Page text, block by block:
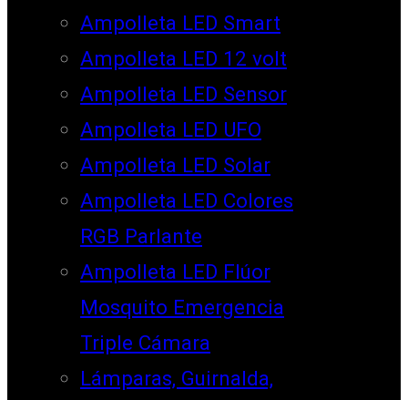
Ampolleta LED Smart
Ampolleta LED 12 volt
Ampolleta LED Sensor
Ampolleta LED UFO
Ampolleta LED Solar
Ampolleta LED Colores
RGB Parlante
Ampolleta LED Flúor
Mosquito Emergencia
Triple Cámara
Lámparas, Guirnalda,